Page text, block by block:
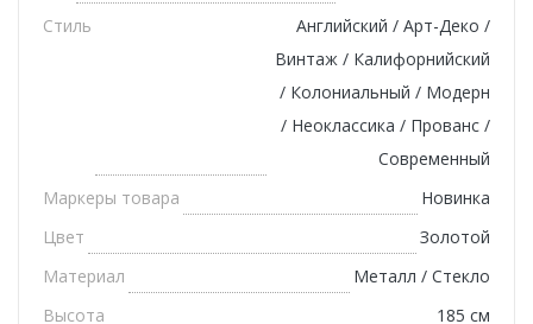
Стиль
Английский / Арт-Деко /
Винтаж / Калифорнийский
/ Колониальный / Модерн
/ Неоклассика / Прованс /
Современный
Маркеры товара
Новинка
Цвет
Золотой
Материал
Металл / Стекло
Высота
185 см